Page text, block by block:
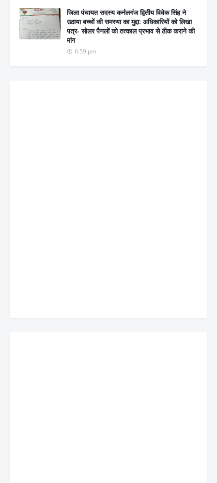
जिला पंचायत सदस्य कर्नलगंज द्वितीय विवेक सिंह ने
उठाया बच्चों की समस्या का मुद्दा: अधिकारियों को लिखा
पत्र- सोलर पैनलों को तत्काल प्रभाव से ठीक कराने की
मांग
6:59 pm